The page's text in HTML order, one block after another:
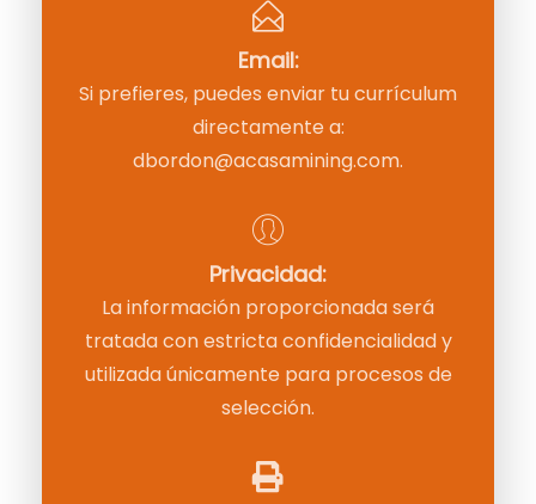
Email:
Si prefieres, puedes enviar tu currículum
directamente a:
dbordon@acasamining.com.
Privacidad:
La información proporcionada será
tratada con estricta confidencialidad y
utilizada únicamente para procesos de
selección.